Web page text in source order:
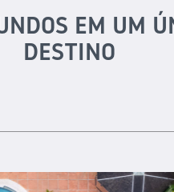
EM UM
DESTINO